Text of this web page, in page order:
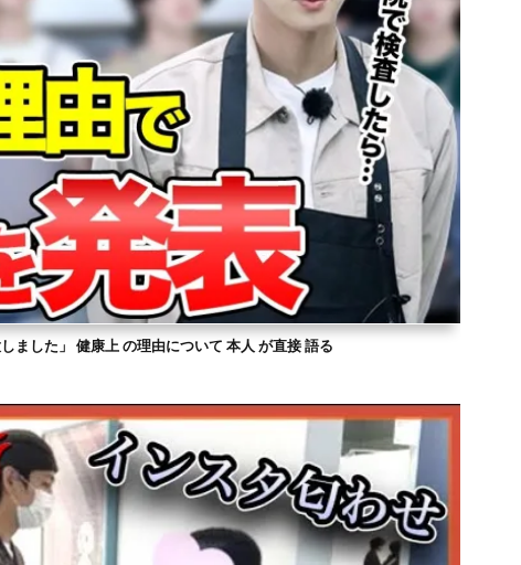
ました」 健康上 の理由について 本人 が直接 語る